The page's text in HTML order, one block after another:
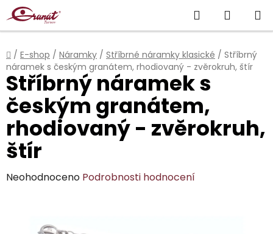
Přejít
na
obsah
Hledat
KOŠÍK
Domů
/ E-shop / Náramky / Stříbrné náramky klasické / Stříbrný
náramek s českým granátem, rhodiovaný - zvěrokruh, štír
Stříbrný náramek s
českým granátem,
rhodiovaný - zvěrokruh,
štír
Průměrné
Neohodnoceno Podrobnosti hodnocení